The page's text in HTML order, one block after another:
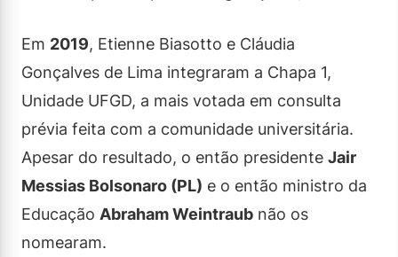
Em 2019, Etienne Biasotto e Cláudia
Gonçalves de Lima integraram a Chapa 1,
Unidade UFGD, a mais votada em consulta
prévia feita com a comunidade universitária.
Apesar do resultado, o então presidente Jair
Messias Bolsonaro (PL) e o então ministro da
Educação Abraham Weintraub não os
nomearam.